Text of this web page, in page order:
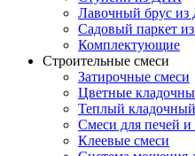
Лавочный брус
Садовый паркет
Комплектующие
Строительные смеси
Затирочные смеси
Цветные
Теплый кладочный
Смеси для печей и
Клеевые смеси